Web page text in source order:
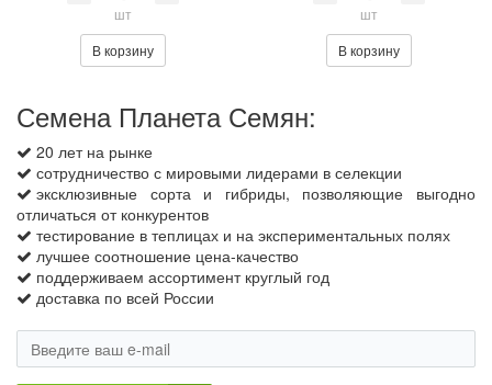
шт
В корзину
шт
В корзину
Семена Планета Семян:
20 лет на рынке
сотрудничество с мировыми лидерами в селекции
эксклюзивные сорта и гибриды, позволяющие выгодно
отличаться от конкурентов
тестирование в теплицах и на экспериментальных полях
лучшее соотношение цена-качество
поддерживаем ассортимент круглый год
доставка по всей России